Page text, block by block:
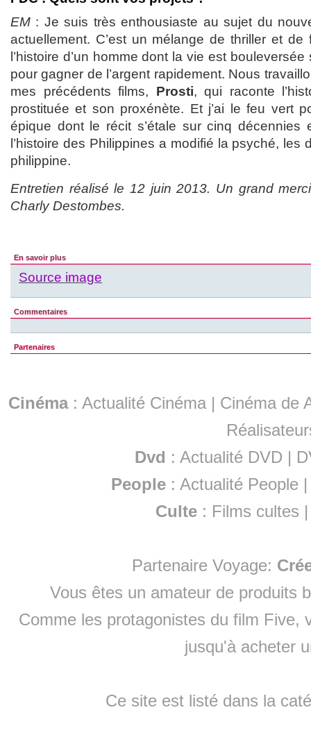
EM : Je suis très enthousiaste au sujet du
actuellement. C’est un mélange de thriller et de
l’histoire d’un homme dont la vie est bouleversée
pour gagner de l’argent rapidement. Nous
mes précédents films, Prosti, qui raconte
prostituée et son proxénète. Et j’ai le feu vert
épique dont le récit s’étale sur cinq décennies
l’histoire des Philippines a modifié la psyché, les
philippine.
Entretien réalisé le 12 juin 2013. Un grand
Charly Destombes.
En savoir plus
Source image
Commentaires
Partenaires
Cinéma: Actualité Cinéma | Cinéma de
Dvd : Actualité DVD |
People :Actualité People
Culte : Films cultes
Partenaire Voyage:
Vous êtes un amateur de produits
Comme les protagonistes du film Five,
jusqu'à acheter
Ce site est listé dans la